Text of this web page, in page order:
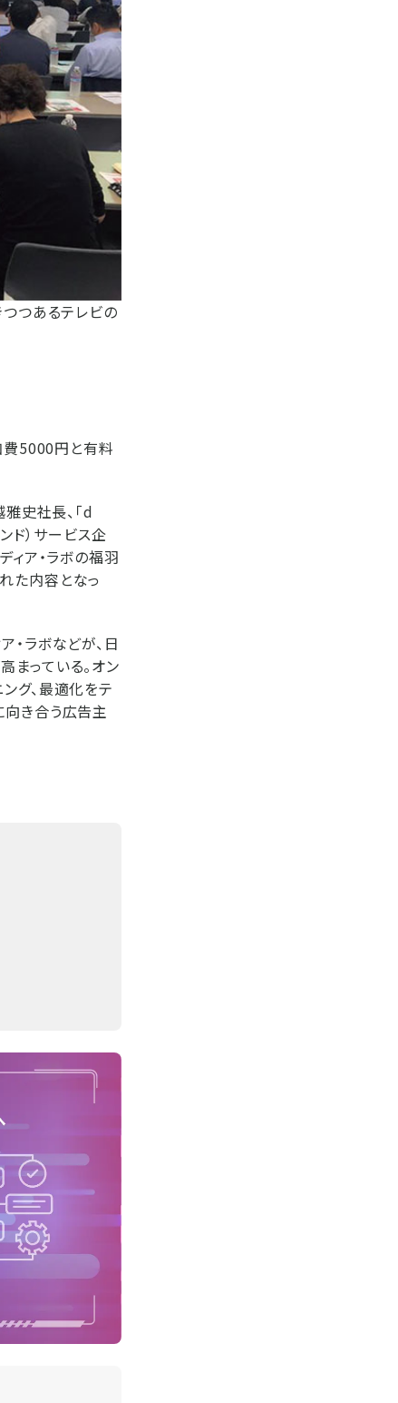
つつあるテレビの
費5000円と有料
史社長、「d
ド）サービス企
ィア・ラボの福羽
た内容となっ
・ラボなどが、日
っている。オン
グ、最適化をテ
向き合う広告主